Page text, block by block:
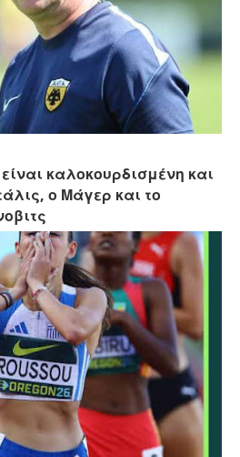
καλοκουρδισμένη και
ο Μάγερ και το